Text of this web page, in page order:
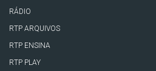
RÁDIO
RTP ARQUIVOS
RTP ENSINA
RTP PLAY